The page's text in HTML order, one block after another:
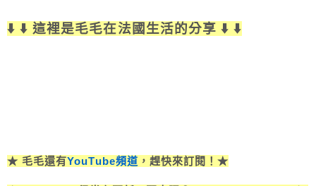
⬇️ ⬇️ 這裡是毛毛在法國生活的分享 ⬇️ ⬇️
★ 毛毛還有YouTube頻道 ，趕快來訂閱！★